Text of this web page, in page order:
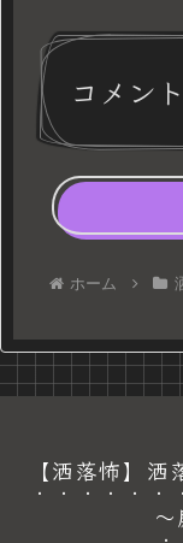
コメント
ホーム
【洒落怖】